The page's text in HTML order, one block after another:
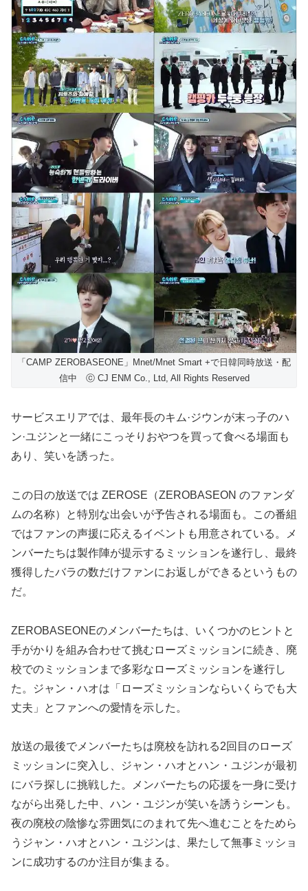
「CAMP ZEROBASEONE」Mnet/Mnet Smart +で日韓同時放送・配
信中 ⓒ CJ ENM Co., Ltd, All Rights Reserved
サービスエリアでは、最年長のキム·ジウンが末っ子のハ
ン·ユジンと一緒にこっそりおやつを買って食べる場面も
あり、笑いを誘った。
この日の放送では ZEROSE（ZEROBASEON のファンダ
ムの名称）と特別な出会いが予告される場面も。この番組
ではファンの声援に応えるイベントも用意されている。メ
ンバーたちは製作陣が提示するミッションを遂行し、最終
獲得したバラの数だけファンにお返しができるというもの
だ。
ZEROBASEONEのメンバーたちは、いくつかのヒントと
手がかりを組み合わせて挑むローズミッションに続き、廃
校でのミッションまで多彩なローズミッションを遂行し
た。ジャン・ハオは「ローズミッションならいくらでも大
丈夫」とファンへの愛情を示した。
放送の最後でメンバーたちは廃校を訪れる2回目のローズ
ミッションに突入し、ジャン・ハオとハン・ユジンが最初
にバラ探しに挑戦した。メンバーたちの応援を一身に受け
ながら出発した中、ハン・ユジンが笑いを誘うシーンも。
夜の廃校の陰惨な雰囲気にのまれて先へ進むことをためら
うジャン・ハオとハン・ユジンは、果たして無事ミッショ
ンに成功するのか注目が集まる。